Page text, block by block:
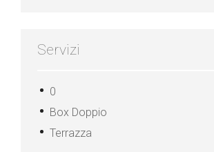
Servizi
0
Box Doppio
Terrazza